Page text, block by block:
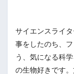
サイエンスライ
事をしたのち、
う、気になる科
の生物好きです